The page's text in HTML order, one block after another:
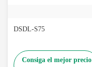
DSDL-S75
Consiga el mejor precio